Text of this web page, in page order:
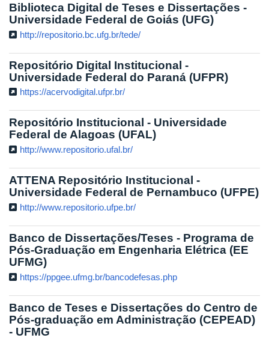
Biblioteca Digital de Teses e Dissertações -
Universidade Federal de Goiás (UFG)
http://repositorio.bc.ufg.br/tede/
Repositório Digital Institucional -
Universidade Federal do Paraná (UFPR)
https://acervodigital.ufpr.br/
Repositório Institucional - Universidade
Federal de Alagoas (UFAL)
http://www.repositorio.ufal.br/
ATTENA Repositório Institucional -
Universidade Federal de Pernambuco (UFPE)
http://www.repositorio.ufpe.br/
Banco de Dissertações/Teses - Programa de
Pós-Graduação em Engenharia Elétrica (EE
UFMG)
https://ppgee.ufmg.br/bancodefesas.php
Banco de Teses e Dissertações do Centro de
Pós-graduação em Administração (CEPEAD)
- UFMG